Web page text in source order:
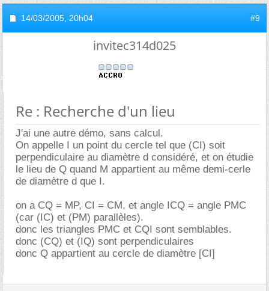
14/03/2005, 20h04 #9
invitec314d025
Re : Recherche d'un lieu
J'ai une autre démo, sans calcul.
On appelle I un point du cercle tel que (CI) soit
perpendiculaire au diamètre d considéré, et on étudie
le lieu de Q quand M appartient au même demi-cerle
de diamètre d que I.
on a CQ = MP, CI = CM, et angle ICQ = angle PMC
(car (IC) et (PM) parallèles).
donc les triangles PMC et CQI sont semblables.
donc (CQ) et (IQ) sont perpendiculaires
donc Q appartient au cercle de diamètre [CI]